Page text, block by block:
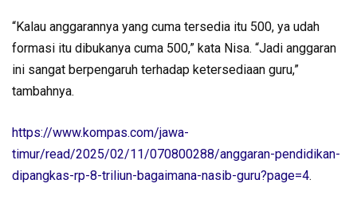
“Kalau anggarannya yang cuma tersedia itu 500, ya udah
formasi itu dibukanya cuma 500,” kata Nisa. “Jadi anggaran
ini sangat berpengaruh terhadap ketersediaan guru,”
tambahnya.
https://www.kompas.com/jawa-
timur/read/2025/02/11/070800288/anggaran-pendidikan-
dipangkas-rp-8-triliun-bagaimana-nasib-guru?page=4.